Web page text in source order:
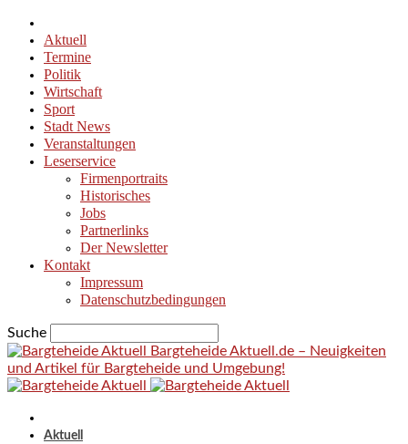
Aktuell
Termine
Politik
Wirtschaft
Sport
Stadt News
Veranstaltungen
Leserservice
Firmenportraits
Historisches
Jobs
Partnerlinks
Der Newsletter
Kontakt
Impressum
Datenschutzbedingungen
Suche
Bargteheide Aktuell.de – Neuigkeiten
und Artikel für Bargteheide und Umgebung!
Aktuell